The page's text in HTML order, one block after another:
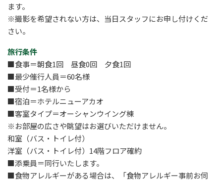
ます。
※撮影を希望されない方は、当日スタッフにお申し付けくだ
さい。
旅行条件
■食事＝朝食1回 昼食0回 夕食1回
■最少催行人員＝60名様
■受付＝1名様から
■宿泊＝ホテルニューアカオ
■客室タイプ＝オーシャンウイング棟
※お部屋の広さや眺望はお選びいただけません。
和室（バス・トイレ付）
洋室（バス・トイレ付）14階フロア確約
■添乗員＝同行いたします。
■食物アレルギーがある場合は、「食物アレルギー事前お伺